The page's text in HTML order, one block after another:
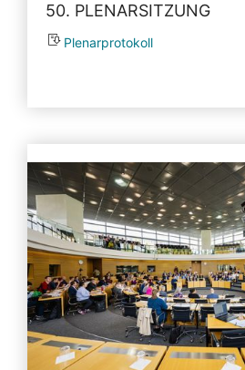
50. PLENARSITZUNG
Plenarprotokoll